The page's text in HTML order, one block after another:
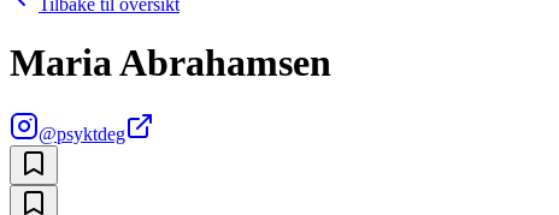
Maria Abrahamsen
@psyktdeg